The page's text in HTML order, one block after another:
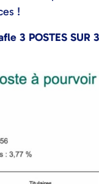
!
3 POSTES